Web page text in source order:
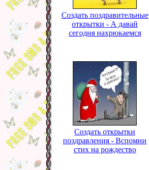
Создать поздравительные
открытки - А давай
сегодня нахрюкаемся
Создать открытки
поздравления - Вспомни
стих на рождество